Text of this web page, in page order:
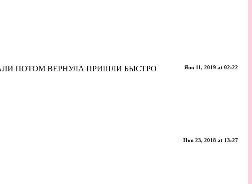
Янв 11, 2019 at 02:22
ПОТОМ ВЕРНУЛА ПРИШЛИ БЫСТРО
Ноя 23, 2018 at 13:27